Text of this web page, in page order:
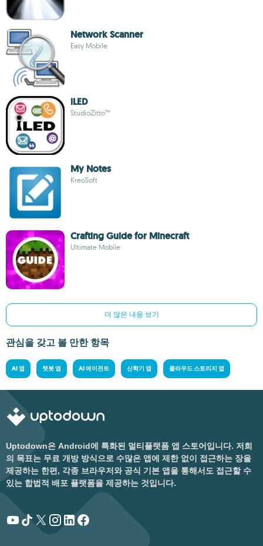
Network Scanner
Easy Mobile
iLED
StudioZitto™
My Notes
KreoSoft
Crafting Guide for Minecraft
Ultimate Mobile
더 많은 내용 보기
관심을 갖고 볼 만한 항목
AI 앱 챗봇 앱 AI 에이전트 신학기 앱 클라우드 스토리지 앱
Uptodown은 Android에 특화된 멀티플랫폼 앱 스토어입니다. 저희
의 목표는 무료 개방 방식으로 수많은 앱에 제한 없이 접근하는 장을
제공하는 한편, 각종 브라우저와 공식 기본 앱을 통해서도 접근할 수
있는 합법적 배포 플랫폼을 제공하는 것입니다.